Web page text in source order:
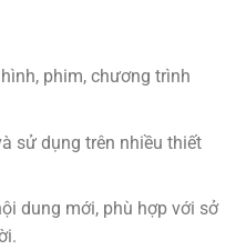
phim, chương trình
sử dụng trên nhiều thiết
dung mới, phù hợp với sở